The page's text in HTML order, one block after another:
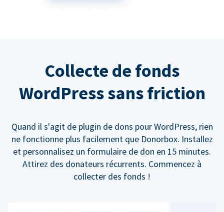
Collecte de fonds
WordPress sans friction
Quand il s'agit de plugin de dons pour WordPress, rien
ne fonctionne plus facilement que Donorbox. Installez
et personnalisez un formulaire de don en 15 minutes.
Attirez des donateurs récurrents. Commencez à
collecter des fonds !